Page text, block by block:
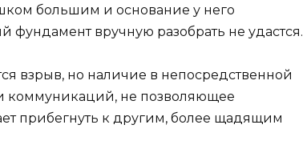
большим и основание у него
вручную разобрать не удастся.
взрыв, но наличие в непосредственной
коммуникаций, не позволяющее
прибегнуть к другим, более щадящим